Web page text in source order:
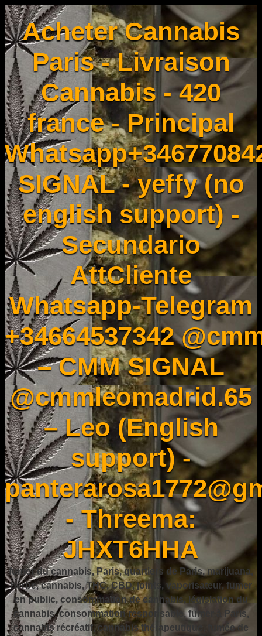
Acheter Cannabis
Paris - Livraison
Cannabis - 420
france - Principal
SIGNAL - yeffy (no
english support) -
Secundario
AttCliente
Whatsapp-Telegram
+34664537342
– CMM SIGNAL
@cmmleomadrid.65
– Leo (English
support) -
- Threema:
JHXT6HHA
fumer du cannabis, Paris, quartiers de Paris, marijuana,
herbe, cannabis, THC, CBD, joints, vaporisateur, fumer
en public, consommation de cannabis, législation du
cannabis, consommation responsable, fumer à Paris,
cannabis récréatif, cannabis thérapeutique, fumée de